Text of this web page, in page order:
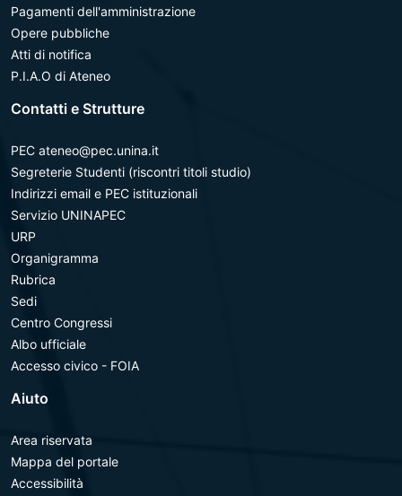
Pagamenti dell'amministrazione
Opere pubbliche
Atti di notifica
P.I.A.O di Ateneo
Contatti e Strutture
PEC ateneo@pec.unina.it
Segreterie Studenti (riscontri titoli studio)
Indirizzi email e PEC istituzionali
Servizio UNINAPEC
URP
Organigramma
Rubrica
Sedi
Centro Congressi
Albo ufficiale
Accesso civico - FOIA
Aiuto
Area riservata
Mappa del portale
Accessibilità